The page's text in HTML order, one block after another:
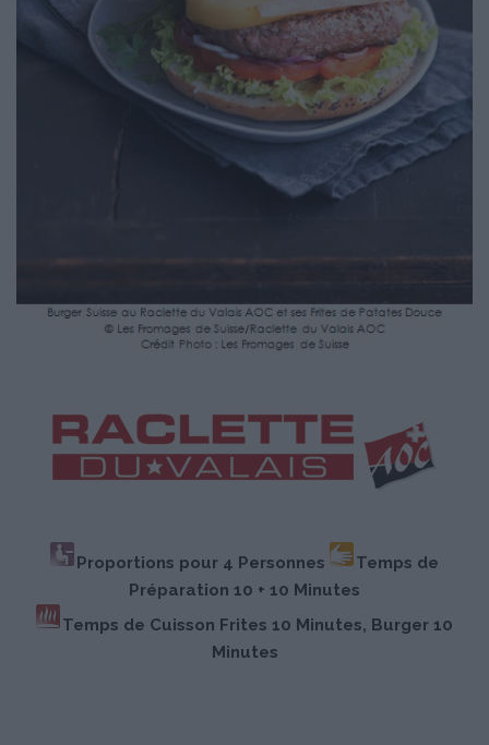
Proportions pour 4 Personnes
Temps de
Préparation 10 + 10 Minutes
Temps de Cuisson Frites 10 Minutes, Burger 10
Minutes